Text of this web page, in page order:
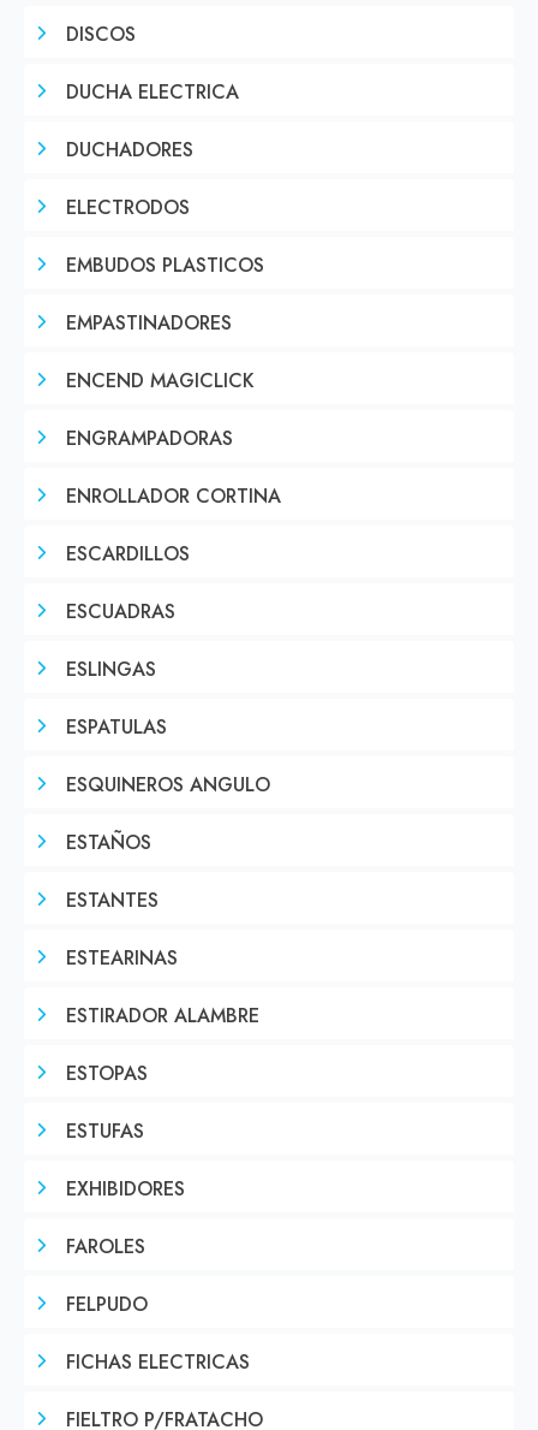
DISCOS
DUCHA ELECTRICA
DUCHADORES
ELECTRODOS
EMBUDOS PLASTICOS
EMPASTINADORES
ENCEND MAGICLICK
ENGRAMPADORAS
ENROLLADOR CORTINA
ESCARDILLOS
ESCUADRAS
ESLINGAS
ESPATULAS
ESQUINEROS ANGULO
ESTAÑOS
ESTANTES
ESTEARINAS
ESTIRADOR ALAMBRE
ESTOPAS
ESTUFAS
EXHIBIDORES
FAROLES
FELPUDO
FICHAS ELECTRICAS
FIELTRO P/FRATACHO